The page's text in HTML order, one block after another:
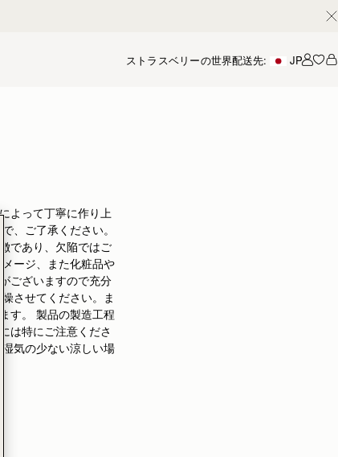
ストラスベリーの世界配送先: JP アカ
よって丁寧に作り上
、ご了承ください。
であり、欠陥ではご
ージ、また化粧品や
ございますので充分
させてください。ま
す。 製品の製造工程
は特にご注意くださ
気の少ない涼しい場